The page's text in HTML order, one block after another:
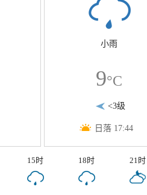
小雨
9°C
<3级
日落 17:44
15时 18时 21时